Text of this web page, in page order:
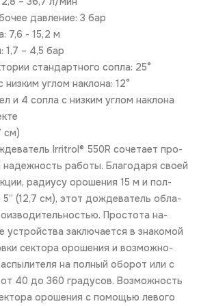
давление: 3 бар
7,6 - 15,2 м
1,7 – 4,5 бар
стандартного сопла: 25°
углом наклона: 12°
и 4 сопла с низким углом наклона
см)
Irritrol® 550R сочетает про-
надежность работы. Благодаря своей
радиусу орошения 15 м и пол-
(12,7 см), этот дождеватель обла-
Простота на-
устройства заключается в знакомой
сектора орошения и возможно-
на полный оборот или с
40 до 360 градусов. Возможность
орошения с помощью левого